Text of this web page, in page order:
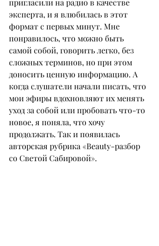
пригласили на радио в качестве
эксперта, и я влюбилась в этот
формат с первых минут. Мне
понравилось, что можно быть
самой собой, говорить легко, без
сложных терминов, но при этом
доносить ценную информацию. А
когда слушатели начали писать, что
мои эфиры вдохновляют их менять
уход за собой или пробовать что-то
новое, я поняла, что хочу
продолжать. Так и появилась
авторская рубрика «Beauty-разбор
со Светой Сабировой».